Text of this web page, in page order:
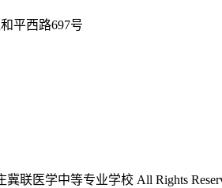
平西路697号
冀联医学中等专业学校 All Rights